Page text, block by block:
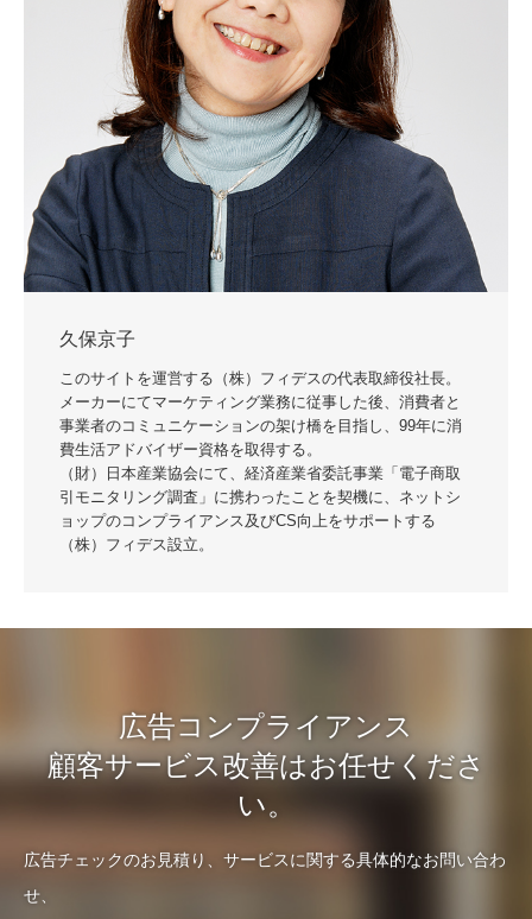
久保京子
このサイトを運営する（株）フィデスの代表取締役社長。
メーカーにてマーケティング業務に従事した後、消費者と
事業者のコミュニケーションの架け橋を目指し、99年に消
費生活アドバイザー資格を取得する。
（財）日本産業協会にて、経済産業省委託事業「電子商取
引モニタリング調査」に携わったことを契機に、ネットシ
ョップのコンプライアンス及びCS向上をサポートする
（株）フィデス設立。
広告コンプライアンス
顧客サービス改善はお任せくださ
い。
広告チェックのお見積り、サービスに関する具体的なお問い合わ
せ、